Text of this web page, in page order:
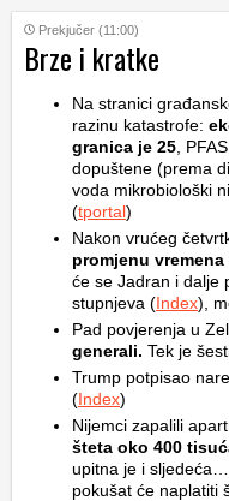
Prekjučer (11:00)
Brze i kratke
Na stranici
razinu katastrofe:
granica je 25 ,
dopuštene (prema
voda mikrobiološki
(tportal)
Nakon vrućeg
promjenu
će se Jadran i dalje
stupnjeva (Index),
Pad povjerenja u
generali. Tek je
Trump potpisao
(Index)
Nijemci zapalili
šteta oko 400
upitna je i sljedeća…
pokušat će naplatiti